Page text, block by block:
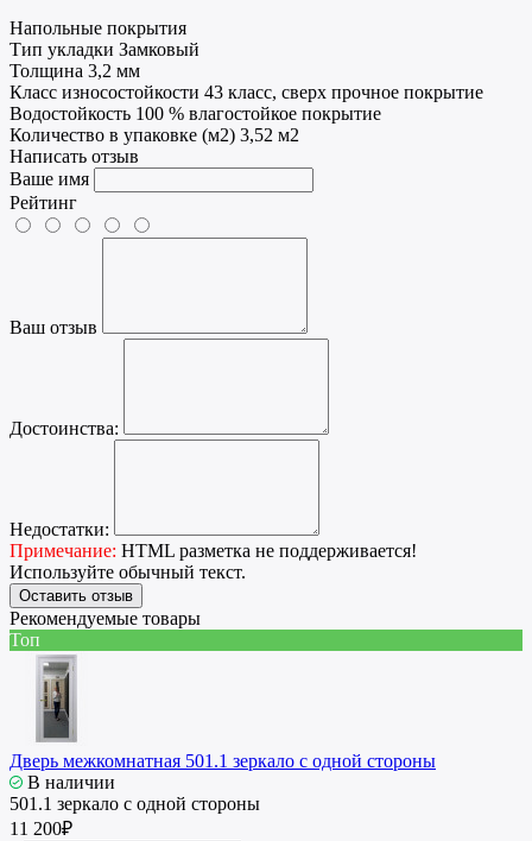
Напольные покрытия
Тип укладки Замковый
Толщина 3,2 мм
Класс износостойкости 43 класс, сверх прочное покрытие
Водостойкость 100 % влагостойкое покрытие
Количество в упаковке (м2) 3,52 м2
Написать отзыв
Ваше имя
Рейтинг
Ваш отзыв
Достоинства:
Недостатки:
Примечание: HTML разметка не поддерживается!
Используйте обычный текст.
Оставить отзыв
Рекомендуемые товары
Топ
Дверь межкомнатная 501.1 зеркало с одной стороны
В наличии
501.1 зеркало с одной стороны
11 200₽